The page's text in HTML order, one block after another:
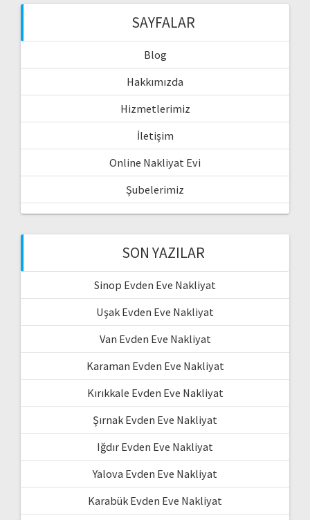
SAYFALAR
Blog
Hakkımızda
Hizmetlerimiz
İletişim
Online Nakliyat Evi
Şubelerimiz
SON YAZILAR
Sinop Evden Eve Nakliyat
Uşak Evden Eve Nakliyat
Van Evden Eve Nakliyat
Karaman Evden Eve Nakliyat
Kırıkkale Evden Eve Nakliyat
Şırnak Evden Eve Nakliyat
Iğdır Evden Eve Nakliyat
Yalova Evden Eve Nakliyat
Karabük Evden Eve Nakliyat